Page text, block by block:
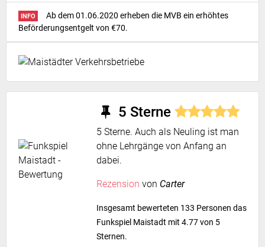
INFO
Ab dem 01.06.2020 erheben die MVB ein erhöhtes
Beförderungsentgelt von €70.
5 Sterne
5 Sterne. Auch als Neuling ist man
ohne Lehrgänge von Anfang an
dabei.
Rezension von Carter
Insgesamt bewerteten 133 Personen das
Funkspiel Maistadt mit 4.77 von 5
Sternen.